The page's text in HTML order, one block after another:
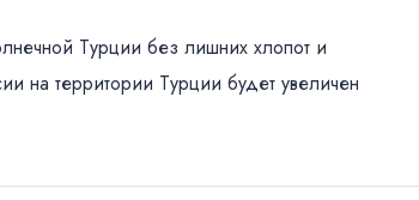
Турции без лишних хлопот и
на территории Турции будет увеличен